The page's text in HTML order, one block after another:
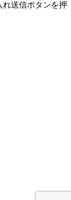
れ送信ボタンを押